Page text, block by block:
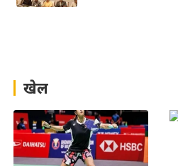
खेल